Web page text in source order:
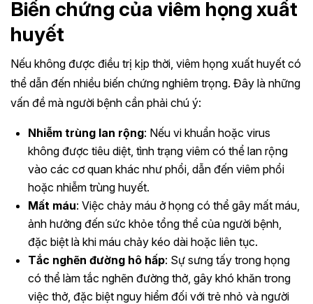
Biến chứng của viêm họng xuất
huyết
Nếu không được điều trị kịp thời, viêm họng xuất huyết có
thể dẫn đến nhiều biến chứng nghiêm trọng. Đây là những
vấn đề mà người bệnh cần phải chú ý:
Nhiễm trùng lan rộng: Nếu vi khuẩn hoặc virus
không được tiêu diệt, tình trạng viêm có thể lan rộng
vào các cơ quan khác như phổi, dẫn đến viêm phổi
hoặc nhiễm trùng huyết.
Mất máu: Việc chảy máu ở họng có thể gây mất máu,
ảnh hưởng đến sức khỏe tổng thể của người bệnh,
đặc biệt là khi máu chảy kéo dài hoặc liên tục.
Tắc nghẽn đường hô hấp: Sự sưng tấy trong họng
có thể làm tắc nghẽn đường thở, gây khó khăn trong
việc thở, đặc biệt nguy hiểm đối với trẻ nhỏ và người